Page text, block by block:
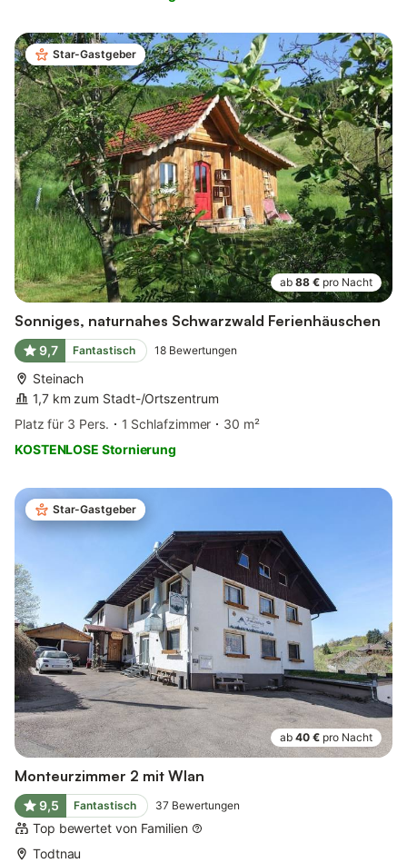
Star-Gastgeber
ab 88 € pro Nacht
Sonniges, naturnahes Schwarzwald Ferienhäuschen
9,7 Fantastisch 18 Bewertungen
Steinach
1,7 km zum Stadt-/Ortszentrum
Platz für 3 Pers.
1 Schlafzimmer
30 m²
KOSTENLOSE Stornierung
Star-Gastgeber
ab 40 € pro Nacht
Monteurzimmer 2 mit Wlan
9,5 Fantastisch 37 Bewertungen
Top bewertet von Familien
Todtnau